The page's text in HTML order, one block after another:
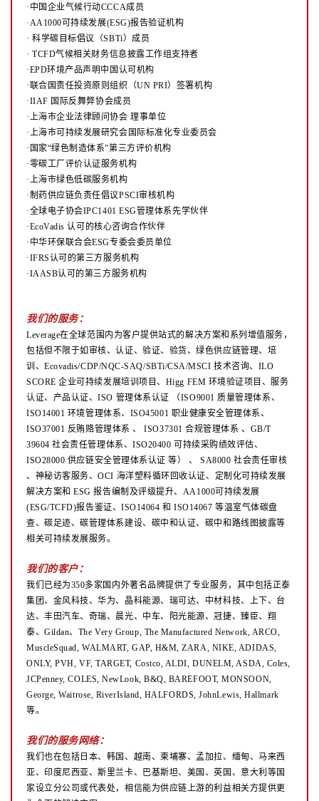
·中国企业气候行动CCCA成员
·AA1000可持续发展(ESG)报告验证机构
·科学碳目标倡议（SBTi）成员
·TCFD气候相关财务信息披露工作组支持者
·EPD环境产品声明中国认可机构
·联合国责任投资原则组织（UN PRI）签署机构
·IIAF 国际反舞弊协会成员
·上海市企业法律顾问协会 理事单位
·上海市可持续发展研究会国际标准化专业委员会
·国家“绿色制造体系”第三方评价机构
·零碳工厂评价认证服务机构
·上海市绿色低碳服务机构
·制药供应链负责任倡议PSCI审核机构
·全球电子协会IPC1401 ESG管理体系先学伙伴
·EcoVadis 认可的核心咨询合作伙伴
·中华环保联合会ESG专委会委员单位
·IFRS认可的第三方服务机构
·IAASB认可的第三方服务机构
我们的服务：
Leverage在全球范围内为客户提供站式的解决方案和系列增值服务，
包括但不限于如审核、认证、验证、验货、绿色供应链管理、培
训、Ecovadis/CDP/NQC-SAQ/SBTi/CSA/MSCI 技术咨询、ILO
SCORE 企业可持续发展培训项目、Higg FEM 环境验证项目、服务
认证、产品认证、ISO 管理体系认证
（ISO9001 质量管理体系、
ISO14001 环境管理体系、ISO45001 职业健康安全管理体系、
ISO37001 反贿赂管理体系、ISO37301 合规管理体系 、GB/T
39604 社会责任管理体系、ISO20400 可持续采购绩效评估、
ISO28000 供应链安全管理体系认证等）、SA8000 社会责任审核
、神秘访客服务、OCI 海洋塑料循环回收认证、定制化可持续发展
解决方案和 ESG 报告编制及评级提升、AA1000可持续发展
(ESG/TCFD)报告鉴证、ISO14064 和 ISO14067 等温室气体碳盘
查、碳足迹、碳管理体系建设、碳中和认证、碳中和路线图披露等
相关可持续发展服务。
我们的客户：
我们已经为350多家国内外著名品牌提供了专业服务，其中包括正泰
集团、金风科技、华为、晶科能源、瑞可达、中材科技、上下、台
达、丰田汽车、奇瑞、晨光、中车、阳光能源、冠捷、臻臣、翔
泰、Gildan、The Very Group, The Manufactured Network, ARCO,
MuscleSquad, WALMART, GAP, H&M, ZARA, NIKE, ADIDAS,
ONLY, PVH, VF, TARGET, Costco, ALDI, DUNELM, ASDA, Coles,
JCPenney, COLES, NewLook, B&Q, BAREFOOT, MONSOON,
George, Waitrose, RiverIsland, HALFORDS, JohnLewis, Hallmark
等。
我们的服务网络：
我们也在包括日本、韩国、越南、柬埔寨、孟加拉、缅甸、马来西
亚、印度尼西亚、斯里兰卡、巴基斯坦、美国、英国、意大利等国
家设立分公司或代表处，相信能为供应链上游的利益相关方提供更